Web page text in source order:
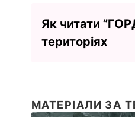
Як читати
територіях
МАТЕРІАЛИ ЗА